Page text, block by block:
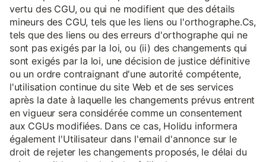
vertu des CGU, ou qui ne modifient que des détails
mineurs des CGU, tels que les liens ou l'orthographe.Cs,
tels que des liens ou des erreurs d'orthographe qui ne
sont pas exigés par la loi, ou (ii) des changements qui
sont exigés par la loi, une décision de justice définitive
ou un ordre contraignant d'une autorité compétente,
l'utilisation continue du site Web et de ses services
après la date à laquelle les changements prévus entrent
en vigueur sera considérée comme un consentement
aux CGUs modifiées. Dans ce cas, Holidu informera
également l'Utilisateur dans l'email d'annonce sur le
droit de rejeter les changements proposés, le délai du